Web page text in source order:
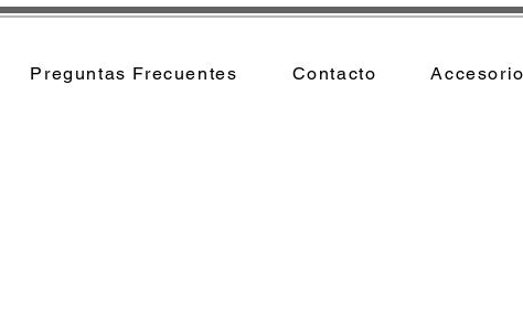
Preguntas Frecuentes Contacto